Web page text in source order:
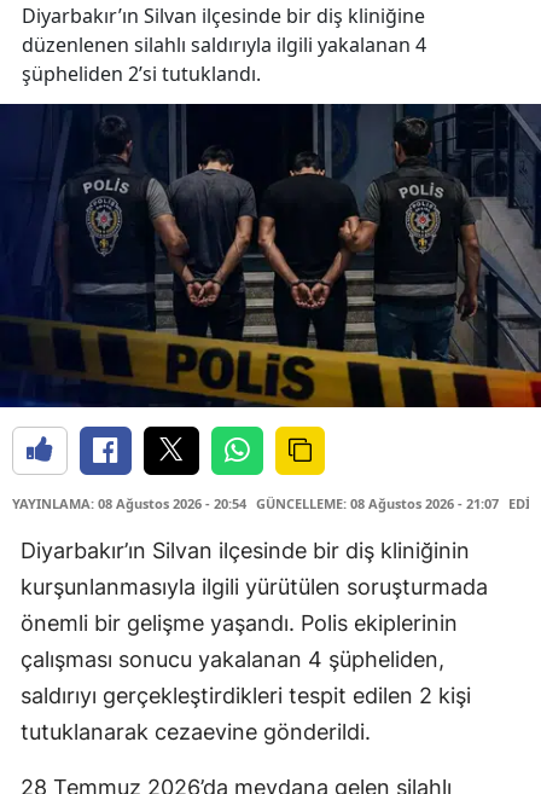
Diyarbakır’ın Silvan ilçesinde bir diş kliniğine
düzenlenen silahlı saldırıyla ilgili yakalanan 4
şüpheliden 2’si tutuklandı.
YAYINLAMA: 08 Ağustos 2026 - 20:54 GÜNCELLEME: 08 Ağustos 2026 - 21:07
Diyarbakır’ın Silvan ilçesinde bir diş kliniğinin
kurşunlanmasıyla ilgili yürütülen soruşturmada
önemli bir gelişme yaşandı. Polis ekiplerinin
çalışması sonucu yakalanan 4 şüpheliden,
saldırıyı gerçekleştirdikleri tespit edilen 2 kişi
tutuklanarak cezaevine gönderildi.
28 Temmuz 2026’da meydana gelen silahlı